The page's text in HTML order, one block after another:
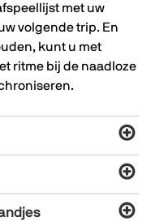
met uw
volgende trip. En
kunt u met
ritme bij de naadloze